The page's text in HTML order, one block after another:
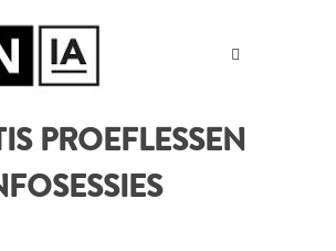
PROEFLESSEN